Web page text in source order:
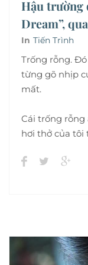
Hậu trường
Dream”,
In Tiến Trình
Trống rỗng.
từng gõ nhịp
mất.
Cái trống
hơi thở của tôi